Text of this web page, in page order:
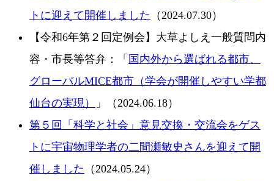
トに迎えて開催しました （2024.07.30）
【令和6年第２回定例会】大草よしえ一般質問内
容・市長等答弁：「 国内外から選ばれる都市、
グローバルMICE都市（学会が開催しやすい学都
仙台の実現）
」（2024.06.18）
第５回「科学と社会」意見交換・交流会をゲス
トに宇宙物理学者の二間瀬敏史さんを迎えて開
催しました （2024.05.24）